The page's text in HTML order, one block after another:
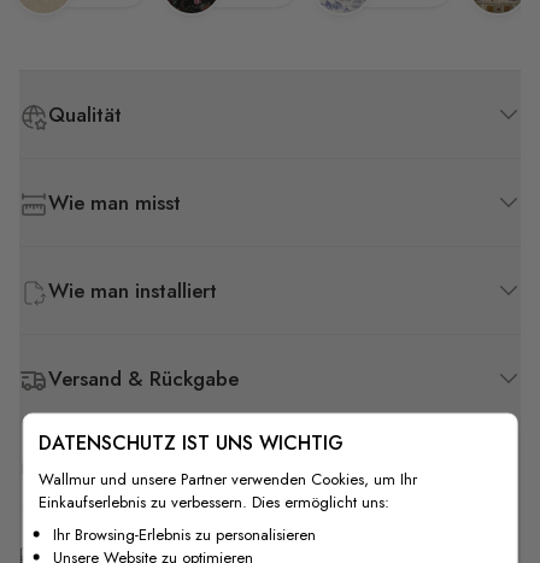
Qualität
Wie man misst
Wie man installiert
Versand & Rückgabe
F.A.Q
Kostenlose Anpassung
DATENSCHUTZ IST UNS WICHTIG
Wallmur und unsere Partner verwenden Cookies, um Ihr
Einkaufserlebnis zu verbessern. Dies ermöglicht uns:
Ihr Browsing-Erlebnis zu personalisieren
Unsere Website zu optimieren